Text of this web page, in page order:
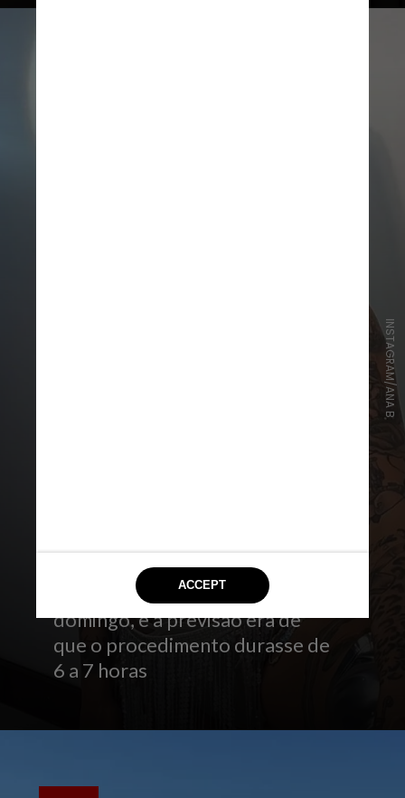
problemas. Ana entrou na
operação às 19h do último
domingo, e a previsão era de
que o procedimento durasse de
6 a 7 horas
INSTAGRAM/ANA B